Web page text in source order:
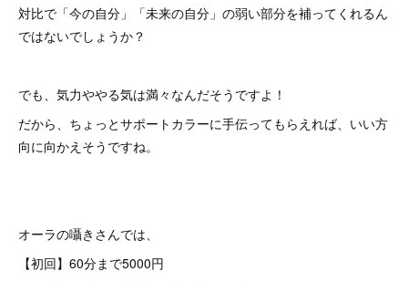
対比で「今の自分」「未来の自分」の弱い部分を補ってくれるん
ではないでしょうか？
でも、気力ややる気は満々なんだそうですよ！
だから、ちょっとサポートカラーに手伝ってもらえれば、いい方
向に向かえそうですね。
オーラの囁きさんでは、
【初回】60分まで5000円